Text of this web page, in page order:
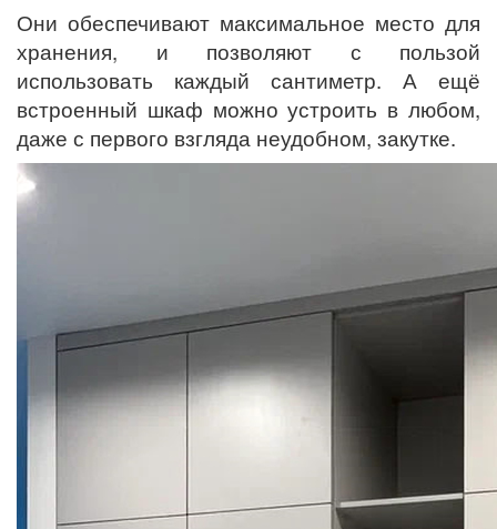
Они обеспечивают максимальное место для
хранения, и позволяют с пользой
использовать каждый сантиметр. А ещё
встроенный шкаф можно устроить в любом,
даже с первого взгляда неудобном, закутке.